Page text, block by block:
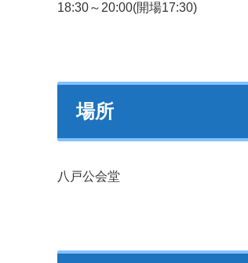
18:30～20:00(開場17:30)
場所
八戸公会堂